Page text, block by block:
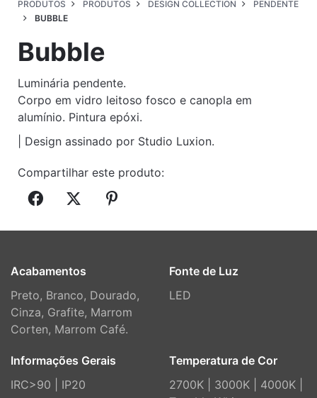
PRODUTOS PRODUTOS DESIGN COLLECTION
PENDENTE
BUBBLE
Bubble
Luminária pendente.
Corpo em vidro leitoso fosco e canopla em
alumínio. Pintura epóxi.
| Design assinado por Studio Luxion.
Compartilhar este produto:
Acabamentos
Preto, Branco, Dourado,
Cinza, Grafite, Marrom
Corten, Marrom Café.
Fonte de Luz
LED
Informações Gerais
IRC>90 | IP20
Temperatura de Cor
2700K | 3000K | 4000K |